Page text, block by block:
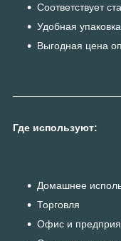
Соответствует
Удобная упаковка
Выгодная цена
Где используют:
Домашнее
Торговля
Офис и